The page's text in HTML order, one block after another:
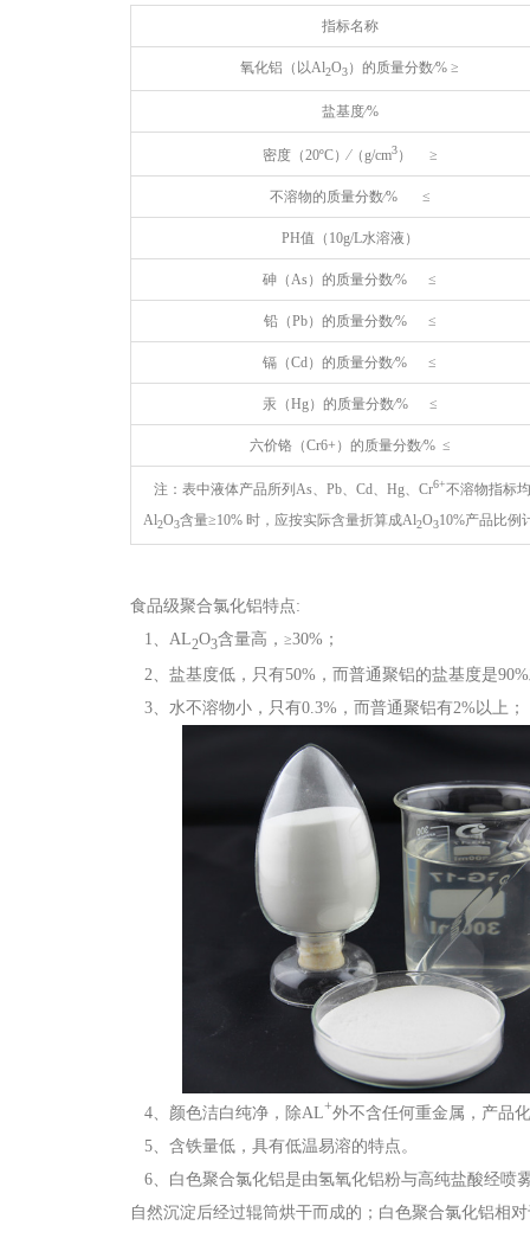
指标名称
氧化铝（以Al2O3）的质量分数∕% ≥
盐基度∕%
密度（20ºC）∕（g/cm3） ≥
不溶物的质量分数∕% ≤
PH值（10g/L水溶液）
砷（As）的质量分数∕% ≤
铅（Pb）的质量分数∕% ≤
镉（Cd）的质量分数∕% ≤
汞（Hg）的质量分数∕% ≤
六价铬（Cr6+）的质量分数∕% ≤
注：表中液体产品所列As、Pb、Cd、Hg、Cr6+不溶物指标
Al2O3含量≥10% 时，应按实际含量折算成Al2O310%产品比
食品级聚合氯化铝特点:
1、AL2O3含量高， ≥30%；
2、盐基度低，只有50%，而普通聚铝的盐基度是
3、水不溶物小，只有0.3%，而普通聚铝有2%以上
4、颜色洁白纯净，除AL+外不含任何重金属，产品
5、含铁量低，具有低温易溶的特点。
6、白色聚合氯化铝是由氢氧化铝粉与高纯盐酸经喷
自然沉淀后经过辊筒烘干而成的；白色聚合氯化铝相